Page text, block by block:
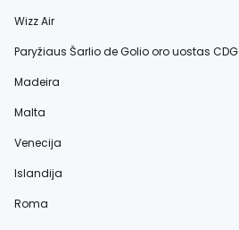
Wizz Air
Paryžiaus Šarlio de Golio oro uostas CDG
Madeira
Malta
Venecija
Islandija
Roma